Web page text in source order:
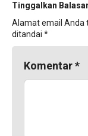
Tinggalkan
Alamat email Anda
ditandai *
Komentar*